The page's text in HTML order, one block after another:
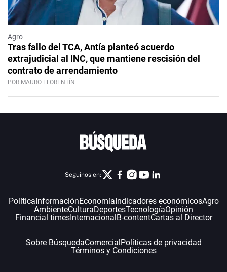
Agro
Tras fallo del TCA, Antía planteó acuerdo
extrajudicial al INC, que mantiene rescisión del
contrato de arrendamiento
POR MAURO FLORENTÍN
Seguinos en:
PolíticaInformaciónEconomíaIndicadores económicosAgro
AmbienteCulturaDeportesTecnologíaOpinión
Financial timesInternacionalB-contentCartas al Director
Sobre BúsquedaComercialPolíticas de privacidad
Términos y Condiciones